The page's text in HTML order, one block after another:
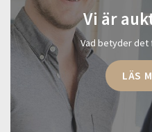
Vi är
Vad betyder det
LÄS